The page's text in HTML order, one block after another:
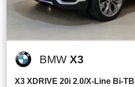
BMW X3
X3 XDRIVE 20i 2.0/X-Line Bi-